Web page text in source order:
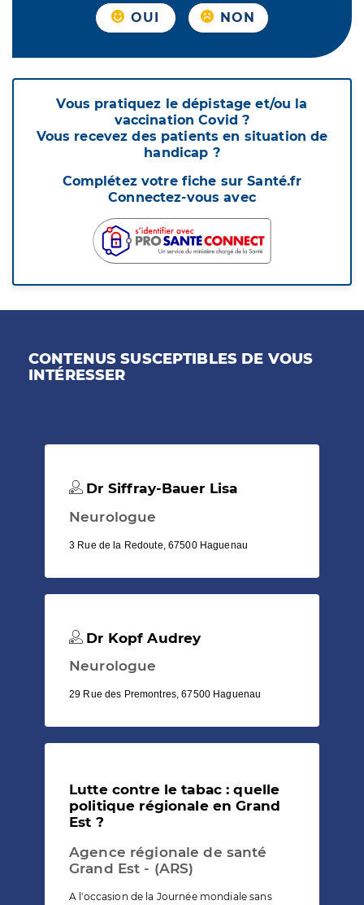
OUI NON
Vous pratiquez le dépistage et/ou la
vaccination Covid ?
Vous recevez des patients en situation de
handicap ?
Complétez votre fiche sur Santé.fr
Connectez-vous avec
CONTENUS SUSCEPTIBLES DE VOUS
INTÉRESSER
Dr Siffray-Bauer Lisa
Neurologue
3 Rue de la Redoute, 67500 Haguenau
Dr Kopf Audrey
Neurologue
29 Rue des Premontres, 67500 Haguenau
Lutte contre le tabac : quelle
politique régionale en Grand
Est ?
Agence régionale de santé
Grand Est - (ARS)
A l'occasion de la Journée mondiale sans